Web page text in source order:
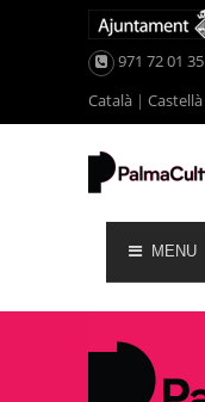
971 72 01 35
Català | Castellà
MENU